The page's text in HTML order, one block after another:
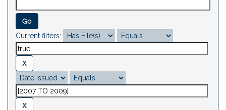
Current filters: